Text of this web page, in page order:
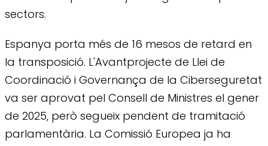
sectors.
Espanya porta més de 16 mesos de retard en
la transposició. L'Avantprojecte de Llei de
Coordinació i Governança de la Ciberseguretat
va ser aprovat pel Consell de Ministres el gener
de 2025, però segueix pendent de tramitació
parlamentària. La Comissió Europea ja ha